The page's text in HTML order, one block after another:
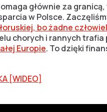
głównie za
w Polsce.
bo żadne
chorych i rannych
Europie. To dzięki
[WIDEO]